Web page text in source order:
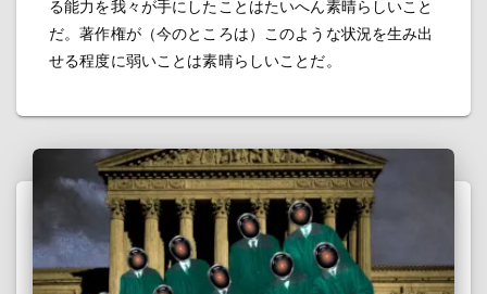
る能力を我々が手にしたことはたいへん素晴らしいこと
だ。著作権が（今のところは）このような状況を生み出
せる程度に弱いことは素晴らしいことだ。